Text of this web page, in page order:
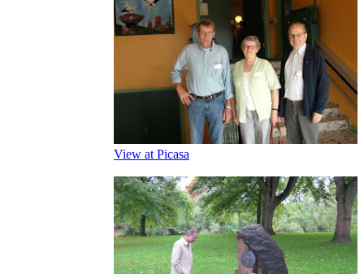
View at Picasa